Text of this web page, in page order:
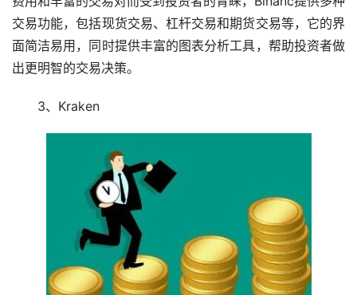
交易功能，包括现货交易、 杠杆交易和期货交易等，它的界
面简洁易用，同时提供丰富的图表分析工具，帮助投资者做
出更明智的交易决策。
3、Kraken